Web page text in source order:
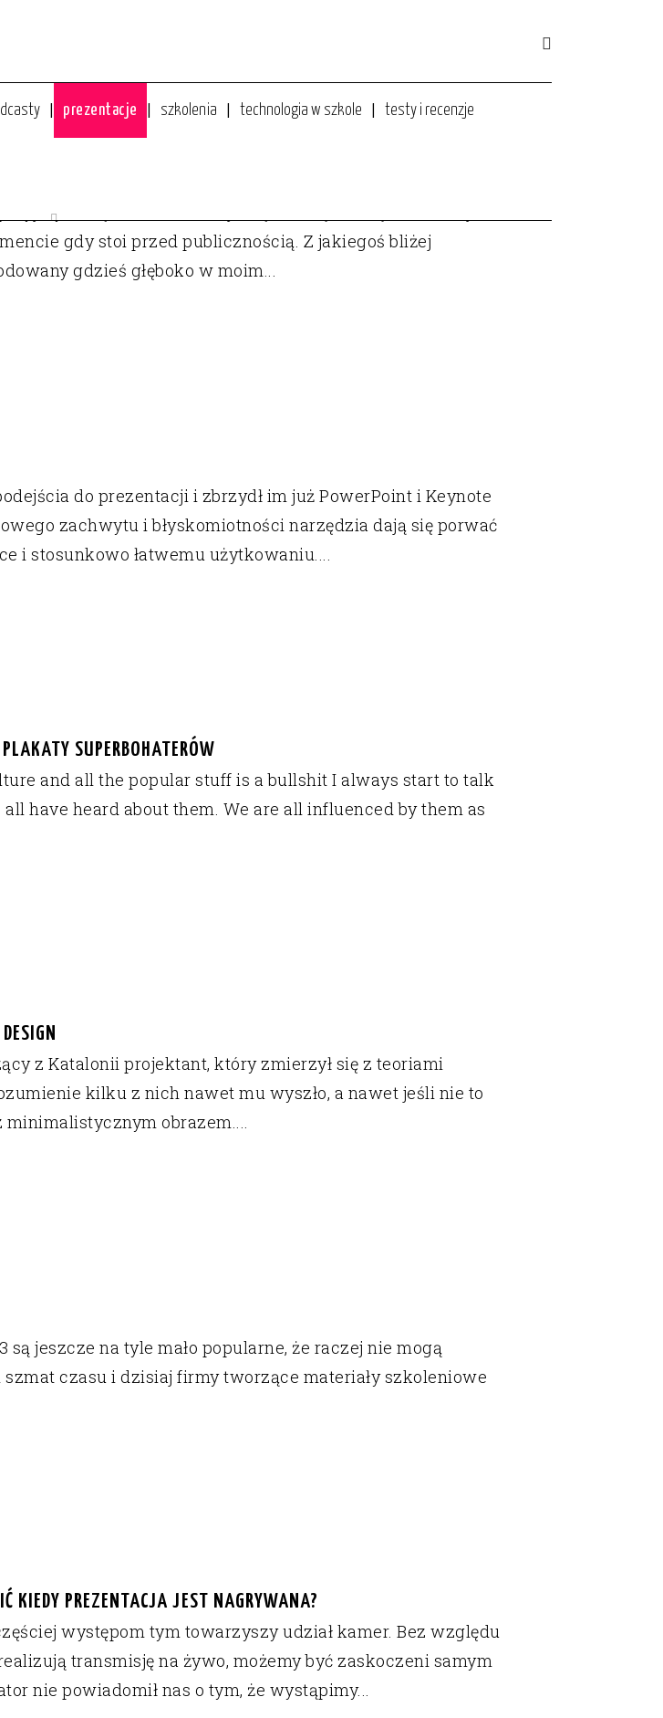
prezentacje szkolenia technologia w szkole testy i recenzje
się z bliska okazuje się czarną dziurą, która nie jest
gdy stoi przed publicznością. Z jakiegoś bliżej
gdzieś głęboko w moim...
do prezentacji i zbrzydł im już PowerPoint i Keynote
zachwytu i błyskomiotności narzędzia dają się porwać
i stosunkowo łatwemu użytkowaniu....
SUPERBOHATERÓW
and all the popular stuff is a bullshit I always start to talk
have heard about them. We are all influenced by them as
z Katalonii projektant, który zmierzył się z teoriami
kilku z nich nawet mu wyszło, a nawet jeśli nie to
obrazem....
są jeszcze na tyle mało popularne, że raczej nie mogą
czasu i dzisiaj firmy tworzące materiały szkoleniowe
KIEDY PREZENTACJA JEST NAGRYWANA?
występom tym towarzyszy udział kamer. Bez względu
transmisję na żywo, możemy być zaskoczeni samym
nie powiadomił nas o tym, że wystąpimy...